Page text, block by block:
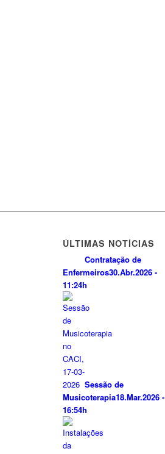
ÚLTIMAS NOTÍCIAS
Contratação de
Enfermeiros30.Abr.2026 -
11:24h
Sessão de
Musicoterapia18.Mar.2026 -
16:54h